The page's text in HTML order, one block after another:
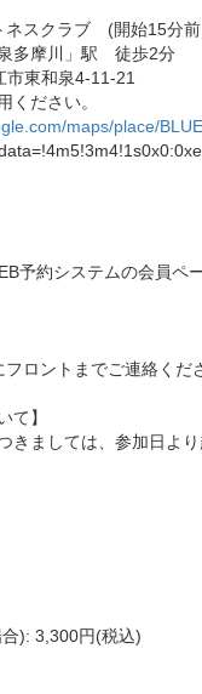
ネスクラブ (開始15分
泉多摩川」駅 徒歩2分
東和泉4-11-21
ください。
maps/place/BLUE
予約システムの会員
フロントまでご連絡くだ
て】
きましては、参加日よ
): 3,300円(税込)